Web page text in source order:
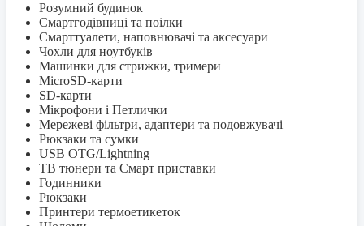
Розумний будинок
Смартгодівниці та поілки
Смарттуалети, наповнювачі та аксесуари
Чохли для ноутбуків
Машинки для стрижки, тримери
MicroSD-карти
SD-карти
Мікрофони і Петлички
Мережеві фільтри, адаптери та подовжувачі
Рюкзаки та сумки
USB OTG/Lightning
ТВ тюнери та Смарт приставки
Годинники
Рюкзаки
Принтери термоетикеток